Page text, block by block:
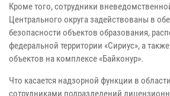
Кроме того, сотрудники
Центрального округа задействованы в
безопасности объектов образования,
федеральной территории «Сириус», а
объектов на комплексе «Байконур».
Что касается надзорной функции в
сотрудниками подразделений